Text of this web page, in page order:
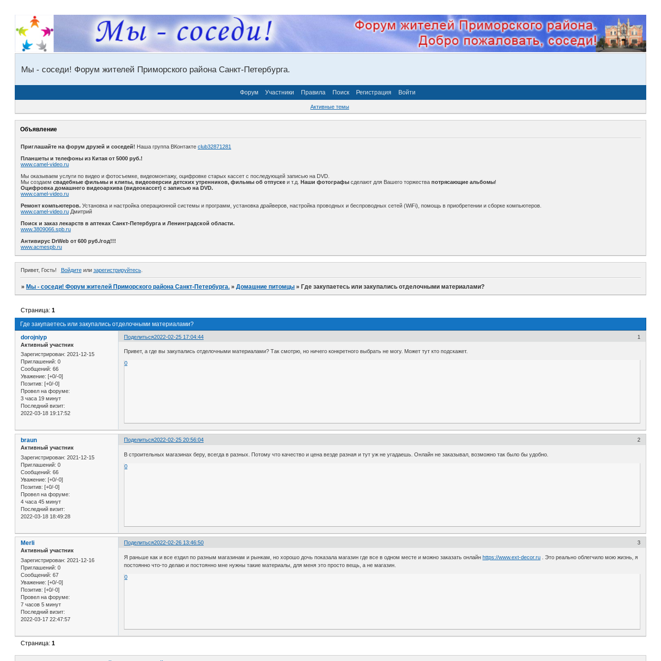
Мы - соседи! Форум жителей Приморского района Санкт-Петербурга.
Форум Участники Правила Поиск Регистрация Войти
Активные темы
Объявление
Приглашайте на форум друзей и соседей! Наша группа ВКонтакте club32871281
Планшеты и телефоны из Китая от 5000 руб.!
www.camel-video.ru
Мы оказываем услуги по видео и фотосъемке, видеомонтажу, оцифровке старых кассет с последующей записью на DVD.
Мы создаем свадебные фильмы и клипы, видеоверсии детских утренников, фильмы об отпуске и т.д. Наши фотографы сделают для Вашего торжества потрясающие альбомы!
Оцифровка домашнего видеоархива (видеокассет) с записью на DVD.
www.camel-video.ru
Ремонт компьютеров. Установка и настройка операционной системы и программ, установка драйверов, настройка проводных и беспроводных сетей (WiFi), помощь в приобретении и сборке компьютеров.
www.camel-video.ru Дмитрий
Поиск и заказ лекарств в аптеках Санкт-Петербурга и Ленинградской области.
www.3809066.spb.ru
Антивирус DrWeb от 600 руб./год!!!
www.acmespb.ru
Привет, Гость! Войдитеили зарегистрируйтесь.
»Мы - соседи! Форум жителей Приморского района Санкт-Петербурга. »Домашние питомцы »Где закупаетесь или закупались отделочными материалами?
Где закупаетесь или закупались отделочными материалами?
Страница:1
Поделиться 1
2022-02-25 17:04:44
dorojniyp
Активный участник
Зарегистрирован: 2021-12-15
Приглашений: 0
Сообщений: 66
Уважение: [+0/-0]
Позитив: [+0/-0]
Провел на форуме:
3 часа 19 минут
Последний визит:
2022-03-18 19:17:52
Привет, а где вы закупались отделочными материалами? Так смотрю, но ничего конкретного выбрать не могу. Может тут кто подскажет.
0
Поделиться 2
2022-02-25 20:56:04
braun
Активный участник
Зарегистрирован: 2021-12-15
Приглашений: 0
Сообщений: 66
Уважение: [+0/-0]
Позитив: [+0/-0]
Провел на форуме:
4 часа 45 минут
Последний визит:
2022-03-18 18:49:28
В строительных магазинах беру, всегда в разных. Потому что качество и цена везде разная и тут уж не угадаешь. Онлайн не заказывал, возможно так было бы удобно.
0
Поделиться 3
2022-02-26 13:46:50
Merli
Активный участник
Зарегистрирован: 2021-12-16
Приглашений: 0
Сообщений: 67
Уважение: [+0/-0]
Позитив: [+0/-0]
Провел на форуме:
7 часов 5 минут
Последний визит:
2022-03-17 22:47:57
Я раньше как и все ездил по разным магазинам и рынкам, но хорошо дочь показала магазин где все в одном месте и можно заказать онлайнhttps://www.ext-decor.ru . Это реально облегчило мою жизнь, я
постоянно что-то делаю и постоянно мне нужны такие материалы, для меня это просто вещь, а не магазин.
0
Страница:1